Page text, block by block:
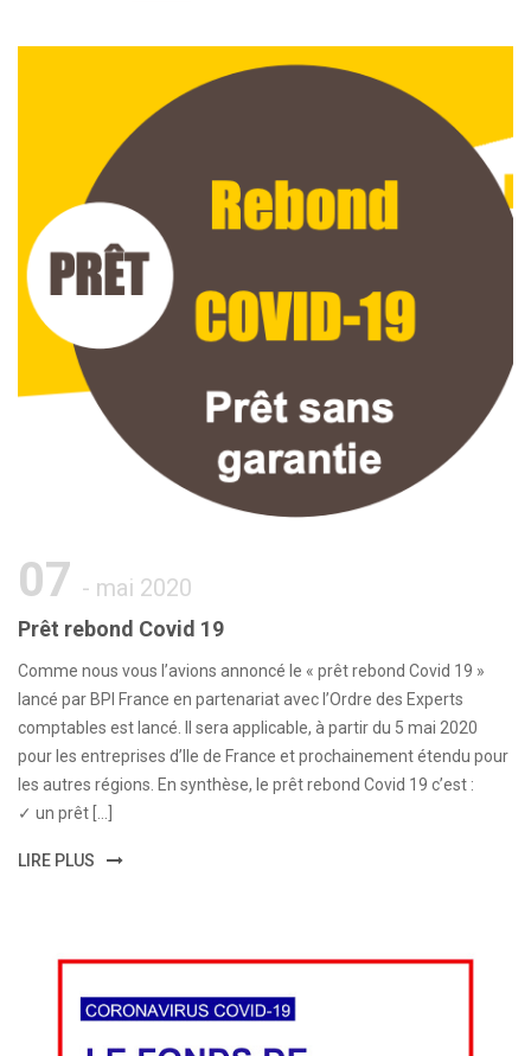
07 - mai 2020
Prêt rebond Covid 19
Comme nous vous l’avions annoncé le « prêt rebond Covid 19 »
lancé par BPI France en partenariat avec l’Ordre des Experts
comptables est lancé. Il sera applicable, à partir du 5 mai 2020
pour les entreprises d’Ile de France et prochainement étendu pour
les autres régions. En synthèse, le prêt rebond Covid 19 c’est :
✓ un prêt […]
LIRE PLUS